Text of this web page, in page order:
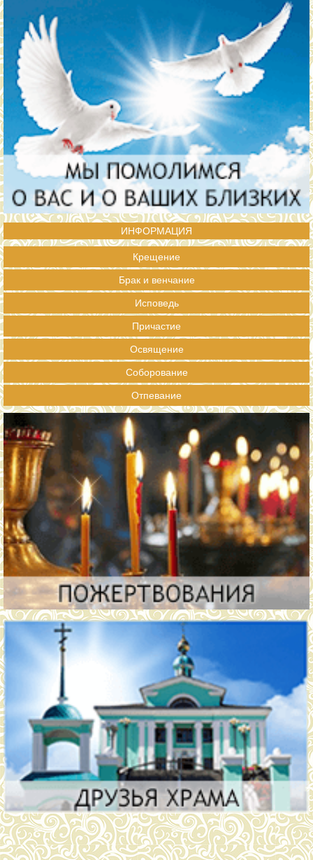
ИНФОРМАЦИЯ
Крещение
Брак и венчание
Исповедь
Причастие
Освящение
Соборование
Отпевание